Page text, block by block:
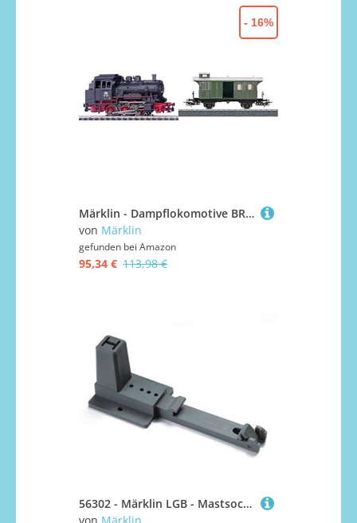
Märklin - Dampflokomotive BR 89.0 DB, Ep.III & Gepäckwagen grün - Modell-Eisenbahn-Zug - Kinder - Unisex
von Märklin
gefunden bei Amazon
95,34 € 113,98 €
- 16%
56302 - Märklin LGB - Mastsockel